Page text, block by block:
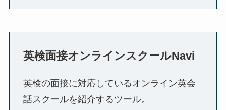
英検面接オンラインスクールNavi
英検の面接に対応しているオンライン英会
話スクールを紹介するツール。